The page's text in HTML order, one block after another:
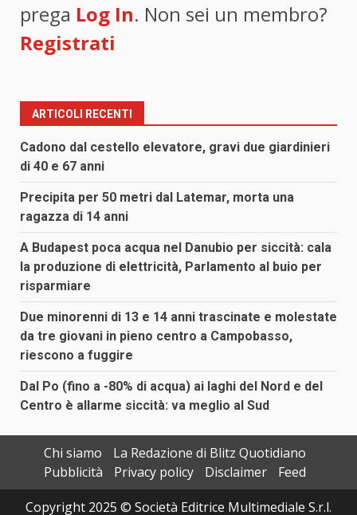
prega Log In. Non sei un membro?
Registrati
ARTICOLI RECENTI
Cadono dal cestello elevatore, gravi due giardinieri
di 40 e 67 anni
Precipita per 50 metri dal Latemar, morta una
ragazza di 14 anni
A Budapest poca acqua nel Danubio per siccità: cala
la produzione di elettricità, Parlamento al buio per
risparmiare
Due minorenni di 13 e 14 anni trascinate e molestate
da tre giovani in pieno centro a Campobasso,
riescono a fuggire
Dal Po (fino a -80% di acqua) ai laghi del Nord e del
Centro è allarme siccità: va meglio al Sud
Chi siamo
La Redazione di Blitz Quotidiano
Pubblicità
Privacy policy Disclaimer
Feed
Copyright 2025 © Società Editrice Multimediale S.r.l.